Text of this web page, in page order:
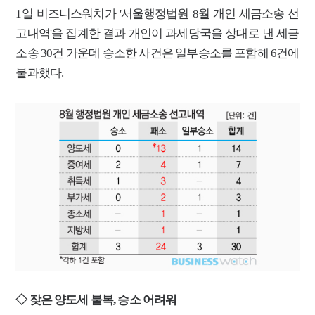
[2026 세제개편]종부세는 집값, 가업상속은 기술…납세자가 꼭 볼 5가지
1일 비즈니스워치가 '서울행정법원 8월 개인 세금소송 선
고내역'을 집계한 결과 개인이 과세당국을 상대로 낸 세금
소송 30건 가운데 승소한 사건은 일부승소를 포함해 6건에
불과했다.
◇ 잦은 양도세 불복, 승소 어려워